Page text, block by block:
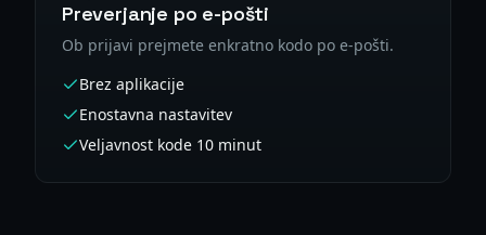
Preverjanje po e-pošti
Ob prijavi prejmete enkratno kodo po e-pošti.
Brez aplikacije
Enostavna nastavitev
Veljavnost kode 10 minut